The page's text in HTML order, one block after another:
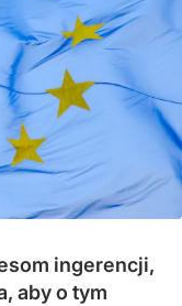
ingerencji,
aby o tym